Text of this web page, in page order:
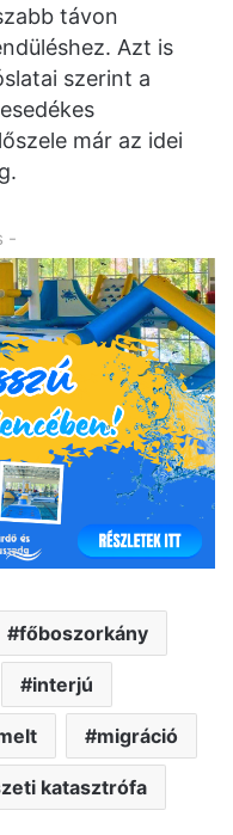
távon
Azt is
szerint a
már az idei
-
főboszorkány
interjú
migráció
katasztrófa